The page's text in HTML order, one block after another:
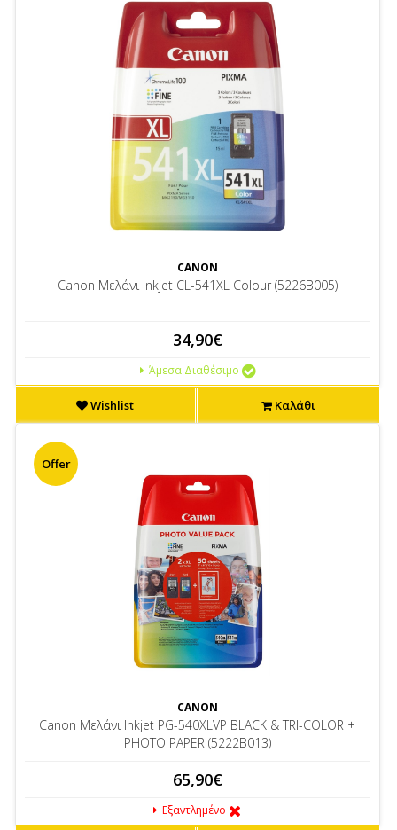
CANON
Canon Μελάνι Inkjet CL-541XL Colour (5226B005)
34,90€
Άμεσα Διαθέσιμο
Wishlist Καλάθι
Offer
CANON
Canon Μελάνι Inkjet PG-540XLVP BLACK & TRI-COLOR +
PHOTO PAPER (5222B013)
65,90€
Εξαντλημένο